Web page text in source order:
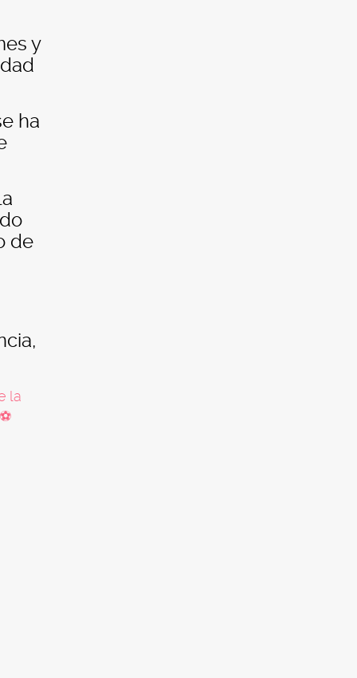
y
ha
de
la